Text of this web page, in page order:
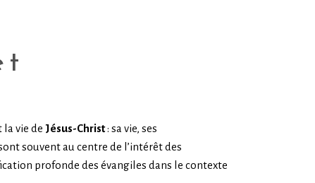
vie de Jésus-Christ: sa vie, ses
souvent au centre de l’intérêt des
profonde des évangiles dans le contexte